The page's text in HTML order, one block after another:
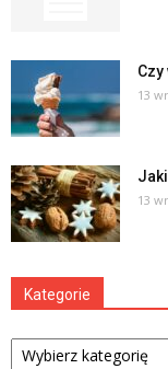
13
13
Kategorie
Kategorie